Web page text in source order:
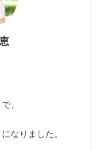
、
なりました。